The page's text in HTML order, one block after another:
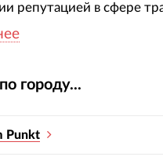
репутацией в сфере
участники подтвердили
экспертизы и
городу...
Punkt